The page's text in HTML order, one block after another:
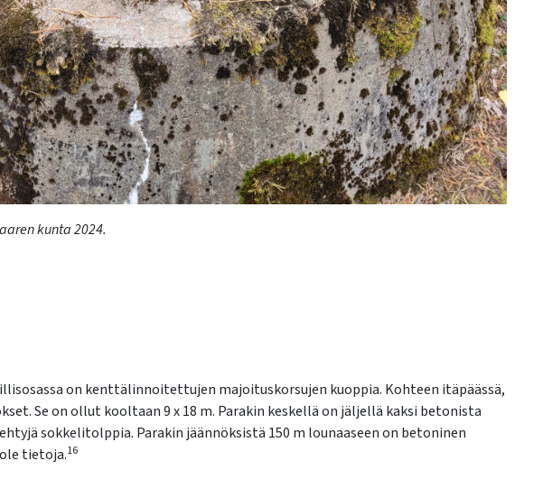
kunta 2024.
on kenttälinnoitettujen majoituskorsujen kuoppia. Kohteen itäpäässä,
Se on ollut kooltaan 9 x 18 m. Parakin keskellä on jäljellä kaksi betonista
sokkelitolppia. Parakin jäännöksistä 150 m lounaaseen on betoninen
tietoja.16